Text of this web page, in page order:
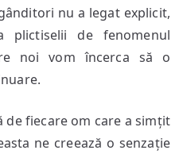
nu a legat explicit,
plictiselii de fenomenul
noi vom încerca să o
de fiecare om care a simțit
ne creează o senzație